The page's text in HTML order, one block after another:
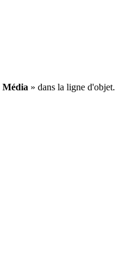
Média » dans la ligne d'objet.